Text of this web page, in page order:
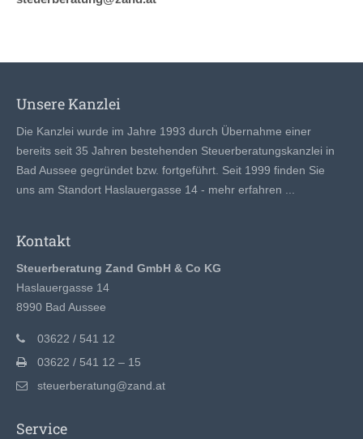
Unsere Kanzlei
Die Kanzlei wurde im Jahre 1993 durch Übernahme einer
bereits seit 35 Jahren bestehenden Steuerberatungskanzlei in
Bad Aussee gegründet bzw. fortgeführt. Seit 1999 finden Sie
uns am Standort Haslauergasse 14 - mehr erfahren ...
Kontakt
Steuerberatung Zand GmbH & Co KG
Haslauergasse 14
8990 Bad Aussee
03622 / 541 12
03622 / 541 12 – 15
steuerberatung@zand.at
Service